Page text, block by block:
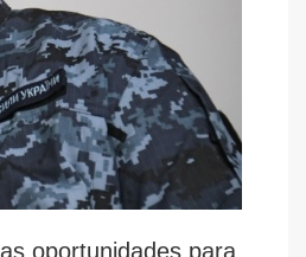
oportunidades para